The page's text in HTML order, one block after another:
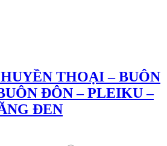
THOẠI – BUÔN
ĐÔN – PLEIKU –
ĐEN